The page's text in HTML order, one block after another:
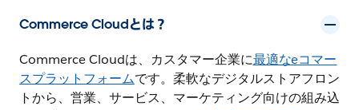
Commerce Cloudとは？
Commerce Cloudは、カスタマー企業に最適なeコマー
スプラットフォームです。柔軟なデジタルストアフロン
トから、営業、サービス、マーケティング向けの組み込